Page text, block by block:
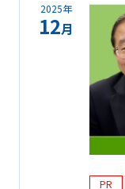
2025年
12月
PR